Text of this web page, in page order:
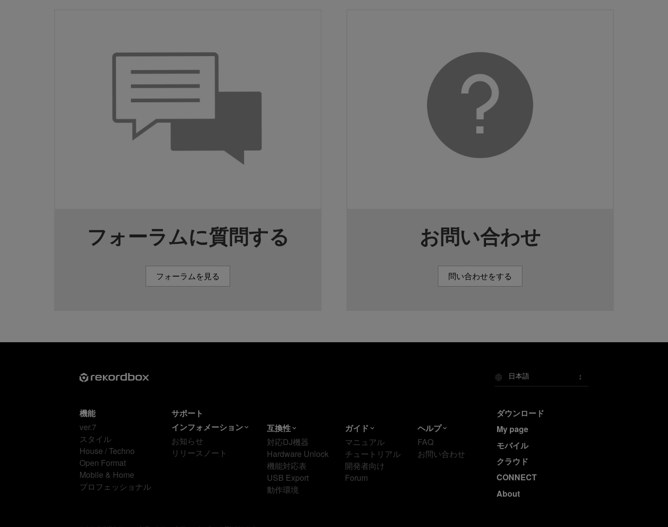
フォーラムに質問する
フォーラムを見る
お問い合わせ
問い合わせをする
日本語
機能
ver.7
スタイル
House / Techno
Open Format
Mobile & Home
プロフェッショナル
サポート
インフォメーション
お知らせ
リリースノート
互換性
対応DJ機器
Hardware Unlock
機能対応表
USB Export
動作環境
ガイド
マニュアル
チュートリアル
開発者向け
Forum
ヘルプ
FAQ
お問い合わせ
ダウンロード
My page
モバイル
クラウド
CONNECT
About